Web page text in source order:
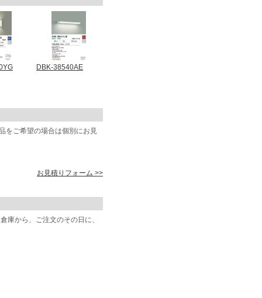
DBK-38540AE
をご希望の場合は個別にお見
お見積りフォーム >>
から、ご注文のその日に、